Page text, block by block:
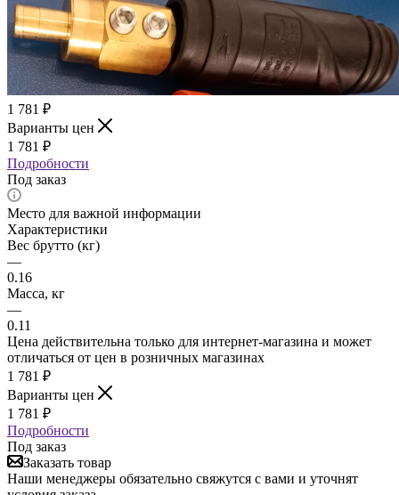
1 781 ₽
Варианты цен
1 781 ₽
Подробности
Под заказ
Место для важной информации
Характеристики
Вес брутто (кг)
—
0.16
Масса, кг
—
0.11
Цена действительна только для интернет-магазина и может
отличаться от цен в розничных магазинах
1 781 ₽
Варианты цен
1 781 ₽
Подробности
Под заказ
Заказать товар
Наши менеджеры обязательно свяжутся с вами и уточнят